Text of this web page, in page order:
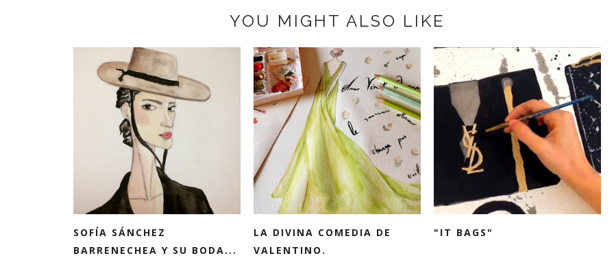
YOU MIGHT ALSO LIKE
SOFÍA SÁNCHEZ
BARRENECHEA Y SU BODA...
LA DIVINA COMEDIA DE
VALENTINO.
"IT BAGS"